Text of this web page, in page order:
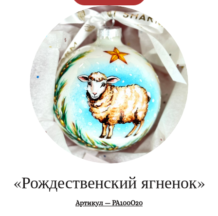
«Рождественский ягненок»
Артикул — РА100О20